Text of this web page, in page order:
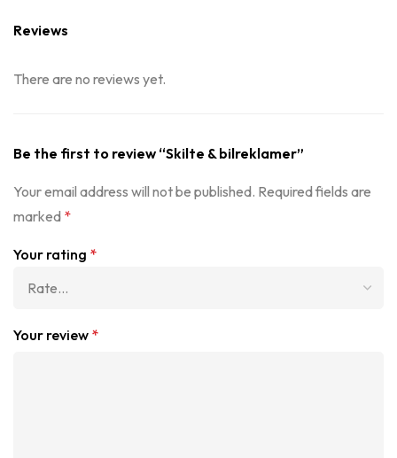
Reviews
There are no reviews yet.
Be the first to review “Skilte & bilreklamer”
Your email address will not be published. Required fields are
marked *
Your rating *
Your review *